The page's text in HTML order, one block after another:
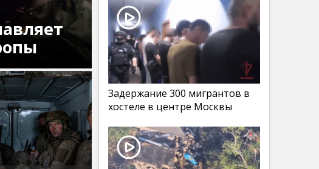
Задержание 300 мигрантов в
хостеле в центре Москвы